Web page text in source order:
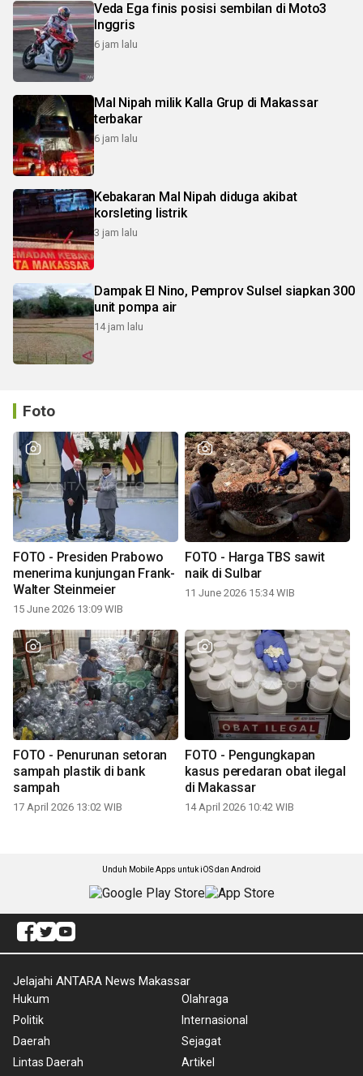
Veda Ega finis posisi sembilan di Moto3
Inggris
6 jam lalu
Mal Nipah milik Kalla Grup di Makassar
terbakar
6 jam lalu
Kebakaran Mal Nipah diduga akibat
korsleting listrik
3 jam lalu
Dampak El Nino, Pemprov Sulsel siapkan 300
unit pompa air
14 jam lalu
Foto
FOTO - Presiden Prabowo
menerima kunjungan Frank-
Walter Steinmeier
15 June 2026 13:09 WIB
FOTO - Harga TBS sawit
naik di Sulbar
11 June 2026 15:34 WIB
FOTO - Penurunan setoran
sampah plastik di bank
sampah
17 April 2026 13:02 WIB
FOTO - Pengungkapan
kasus peredaran obat ilegal
di Makassar
14 April 2026 10:42 WIB
Unduh Mobile Apps untuk iOS dan Android
Jelajahi ANTARA News Makassar
Hukum
Politik
Daerah
Lintas Daerah
Olahraga
Internasional
Sejagat
Artikel